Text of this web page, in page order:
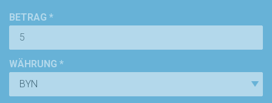
BETRAG *
WÄHRUNG *